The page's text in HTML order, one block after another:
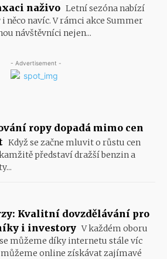
naživo Letní sezóna nabízí
něco navíc. V rámci akce Summer
návštěvníci nejen...
- Advertisement -
ropy dopadá mimo cen
Když se začne mluvit o růstu cen
představí dražší benzin a
Kvalitní dovzdělávání pro
i investory V každém oboru
můžeme díky internetu stále víc
můžeme online získávat zajímavé